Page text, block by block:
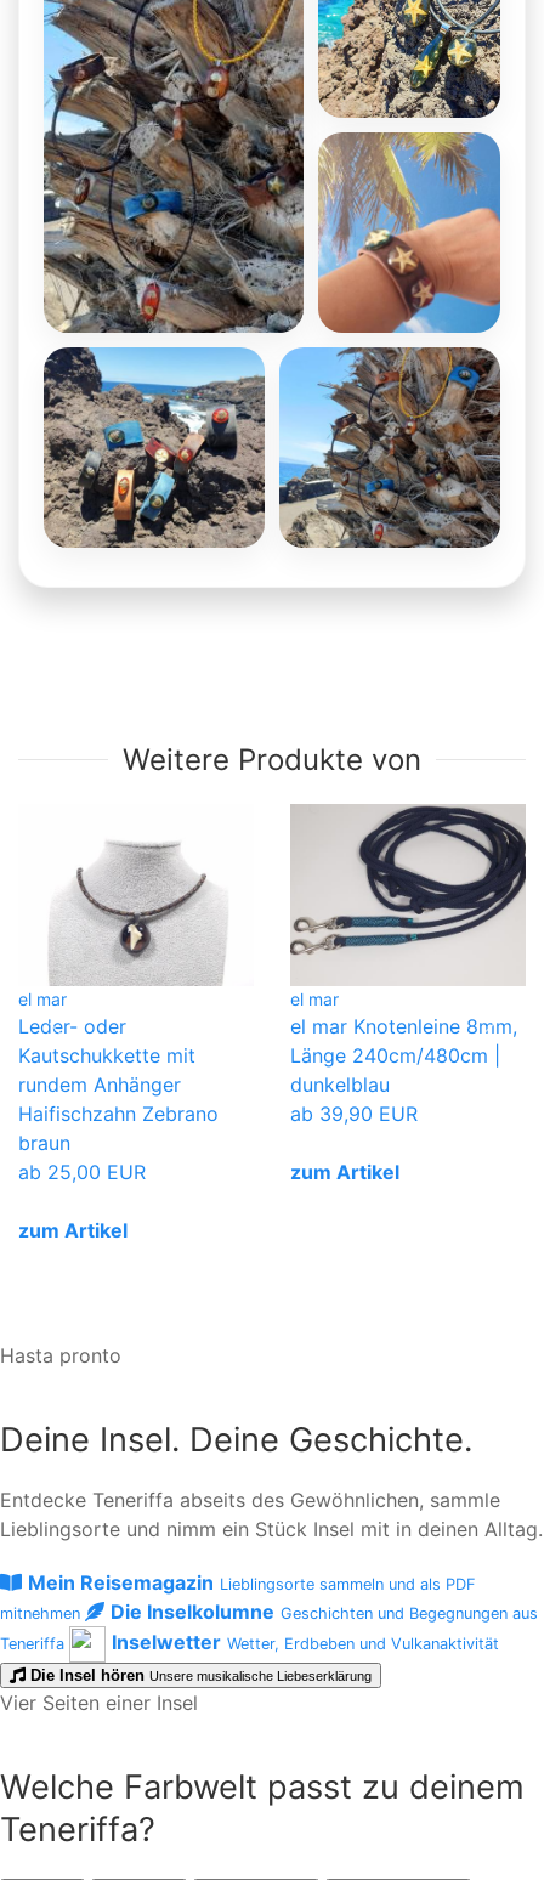
Weitere Produkte von
el mar
Leder- oder
Kautschukkette mit
rundem Anhänger
Haifischzahn Zebrano
braun
ab 25,00 EUR
zum Artikel
el mar
el mar Knotenleine 8mm,
Länge 240cm/480cm |
dunkelblau
ab 39,90 EUR
zum Artikel
Hasta pronto
Deine Insel. Deine Geschichte.
Entdecke Teneriffa abseits des Gewöhnlichen, sammle
Lieblingsorte und nimm ein Stück Insel mit in deinen Alltag.
Mein Reisemagazin Lieblingsorte sammeln und als PDF
mitnehmen
Die Inselkolumne Geschichten und Begegnungen aus
Teneriffa
Inselwetter Wetter, Erdbeben und Vulkanaktivität
Die Insel hören Unsere musikalische Liebeserklärung
Vier Seiten einer Insel
Welche Farbwelt passt zu deinem
Teneriffa?